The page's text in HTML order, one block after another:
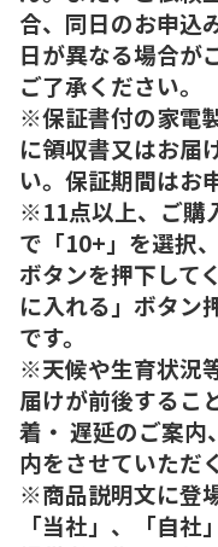
合、同日のお申込
日が異なる場合が
ご了承ください。
※保証書付の家電
に領収書又はお届
い。保証期間はお
※11点以上、ご購
で「10+」を選択
ボタンを押下して
に入れる」ボタン
です。
※天候や生育状況
届けが前後するこ
着・ 遅延のご案内
内をさせていただ
※商品説明文に登
「当社」、「自